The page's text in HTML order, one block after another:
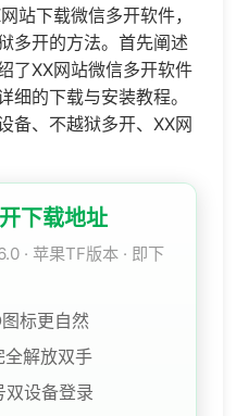
站下载微信多开软件，
多开的方法。首先阐述
了XX网站微信多开软件
细的下载与安装教程。
备、不越狱多开、XX网
下载地址
· 苹果TF版本 · 即下
标更自然
全解放双手
双设备登录